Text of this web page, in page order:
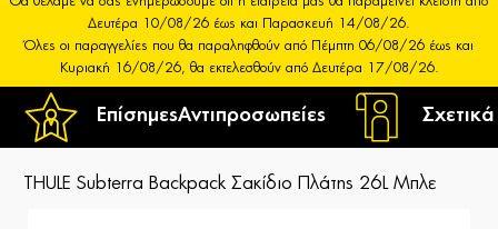
ΕπίσημεςΑντιπροσωπείες
Δευτέρα 10/08/26 έως και Παρασκευή 14/08/26.
Όλες οι παραγγελίες που θα παραληφθούν από Πέμπτη 06/08/26 έως και
Κυριακή 16/08/26, θα εκτελεσθούν από Δευτέρα 17/08/26.
THULE Subterra Backpack Σακίδιο Πλάτης 26L Μπλε